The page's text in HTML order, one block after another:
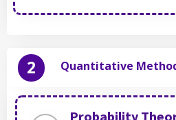
Quantitative
2
Probability